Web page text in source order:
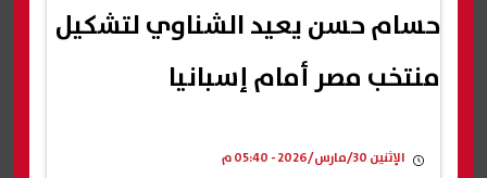
حسام حسن يعيد الشناوي لتشكيل
منتخب مصر أمام إسبانيا
الإثنين 30/مارس/2026 - 05:40 م